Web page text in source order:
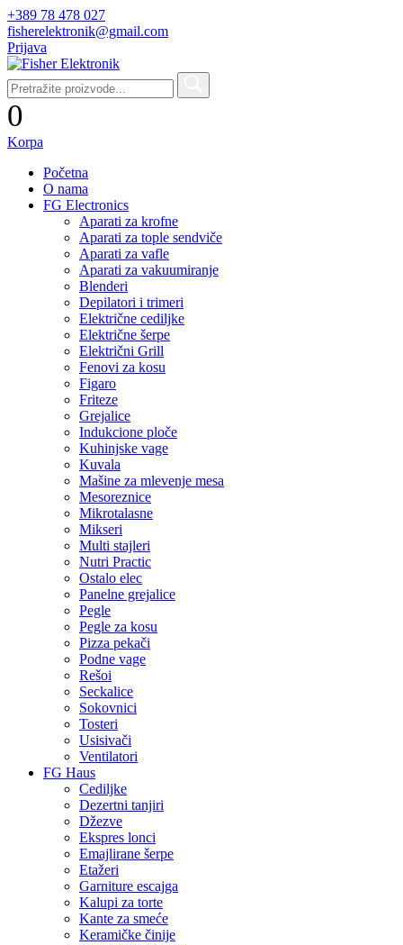
+389 78 478 027
fisherelektronik@gmail.com
Prijava
0
Korpa
Početna
O nama
FG Electronics
Aparati za krofne
Aparati za tople sendviče
Aparati za vafle
Aparati za vakuumiranje
Blenderi
Depilatori i trimeri
Električne cediljke
Električne šerpe
Električni Grill
Fenovi za kosu
Figaro
Friteze
Grejalice
Indukcione ploče
Kuhinjske vage
Kuvala
Mašine za mlevenje mesa
Mesoreznice
Mikrotalasne
Mikseri
Multi stajleri
Nutri Practic
Ostalo elec
Panelne grejalice
Pegle
Pegle za kosu
Pizza pekači
Podne vage
Rešoi
Seckalice
Sokovnici
Tosteri
Usisivači
Ventilatori
FG Haus
Cediljke
Dezertni tanjiri
Džezve
Ekspres lonci
Emajlirane šerpe
Etažeri
Garniture escajga
Kalupi za torte
Kante za smeće
Keramičke činije